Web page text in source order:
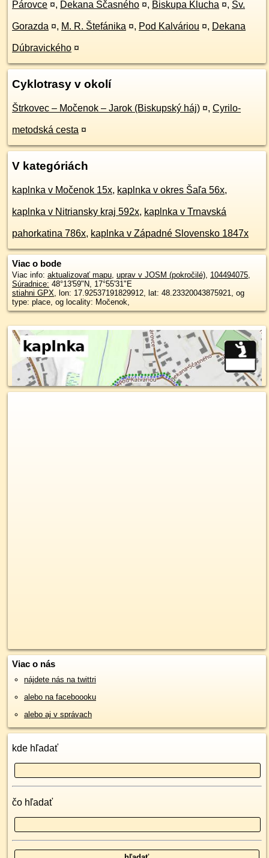
Párovce ¤, Dekana Sčasného ¤, Biskupa Klucha ¤, Sv.
Gorazda ¤, M. R. Štefánika ¤, Pod Kalváriou ¤, Dekana
Dúbravického ¤
Cyklotrasy v okolí
Štrkovec – Močenok – Jarok (Biskupský háj) ¤, Cyrilo-
metodská cesta ¤
V kategóriách
kaplnka v Močenok 15x, kaplnka v okres Šaľa 56x,
kaplnka v Nitriansky kraj 592x, kaplnka v Trnavská
pahorkatina 786x, kaplnka v Západné Slovensko 1847x
Viac o bode
Viac info: aktualizovať mapu, uprav v JOSM (pokročilé), 104494075,
Súradnice: 48°13'59"N, 17°55'31"E
stiahni GPX, lon: 17.92537191829912, lat: 48.23320043875921, og
type: place, og locality: Močenok,
Viac o nás
nájdete nás na twittri
alebo na faceboooku
alebo aj v správach
kde hľadať
čo hľadať